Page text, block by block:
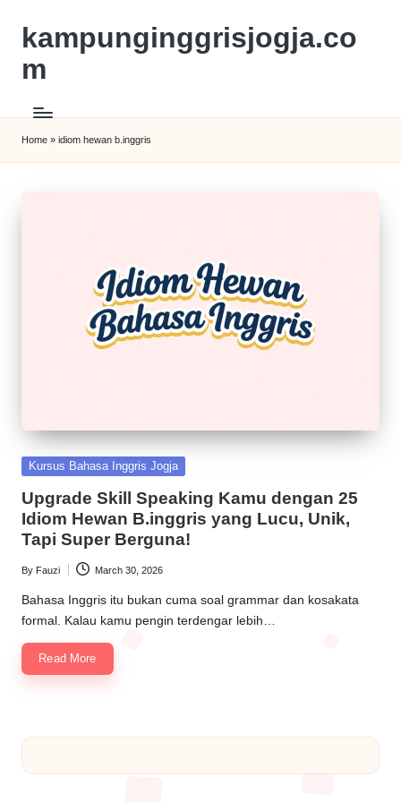
kampunginggrisjogja.co
m
Home » idiom hewan b.inggris
Kursus Bahasa Inggris Jogja
Upgrade Skill Speaking Kamu dengan 25
Idiom Hewan B.inggris yang Lucu, Unik,
Tapi Super Berguna!
By Fauzi March 30, 2026
Bahasa Inggris itu bukan cuma soal grammar dan kosakata
formal. Kalau kamu pengin terdengar lebih…
Read More